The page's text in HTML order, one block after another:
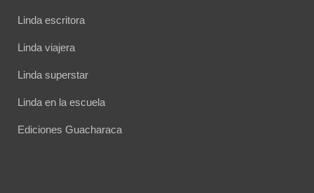
Linda escritora
Linda viajera
Linda superstar
Linda en la escuela
Ediciones Guacharaca